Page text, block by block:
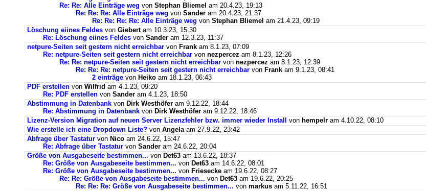
Re: Re: Alle Einträge weg von Stephan Bliemel am 20.4.23, 19:13
Re: Re: Re: Alle Einträge weg von Sander am 20.4.23, 21:37
Re: Re: Re: Re: Alle Einträge weg von Stephan Bliemel am 21.4.23, 09:19
Löschung eiines Feldes von Giebertam 10.3.23, 15:30
Re: Löschung eiines Feldes von Sander am 12.3.23, 11:37
netpure-Seiten seit gestern nicht erreichbar von Frank am 8.1.23, 07:09
Re: netpure-Seiten seit gestern nicht erreichbar von nezpercez am 8.1.23, 12:26
Re: Re: netpure-Seiten seit gestern nicht erreichbar von nezpercez am 8.1.23, 12:39
Re: Re: Re: netpure-Seiten seit gestern nicht erreichbar von Frank am 9.1.23, 08:41
2 einträge von Heiko am 18.1.23, 06:43
PDF erstellen von Wilfrid am 4.1.23, 09:20
Re: PDF erstellen von Sander am 4.1.23, 18:50
Abstimmung in Datenbank von Dirk Westhöfer am 9.12.22, 18:44
Re: Abstimmung in Datenbank von Dirk Westhöfer am 9.12.22, 18:46
Lizenz-Version Migration auf neuen Server Lizenzfehler bzw. immer wieder Install
von hempelr am 4.10.22, 08:10
Wie erstelle ich eine Dropdown Liste? von Angela am 27.9.22, 23:42
Abfrage über Tastatur von Nico am 24.6.22, 15:47
Re: Abfrage über Tastatur von Sander am 24.6.22, 20:04
Größe von Ausgabeseite bestimmen... von Det63 am 13.6.22, 18:37
Re: Größe von Ausgabeseite bestimmen... von Det63 am 14.6.22, 08:01
Re: Größe von Ausgabeseite bestimmen... von Friesecke am 19.6.22, 08:27
Re: Re: Größe von Ausgabeseite bestimmen... von Det63 am 19.6.22, 20:25
Re: Re: Re: Größe von Ausgabeseite bestimmen... von markus am 5.11.22, 16:51